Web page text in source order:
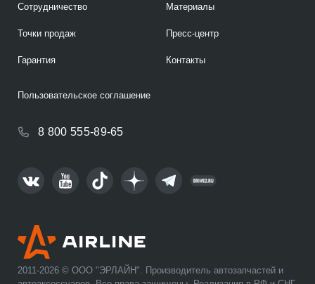
2011-2026 © ООО "ЭРЛАЙН". Производитель автозапчастей и
Сотрудничество
Точки продаж
Гарантия
Материалы
Пресс-центр
Контакты
8 800 555-89-65
Пользовательское соглашение